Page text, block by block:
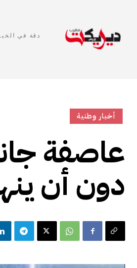
دقة في
أخبار وطنية
عاصفة
دون أن